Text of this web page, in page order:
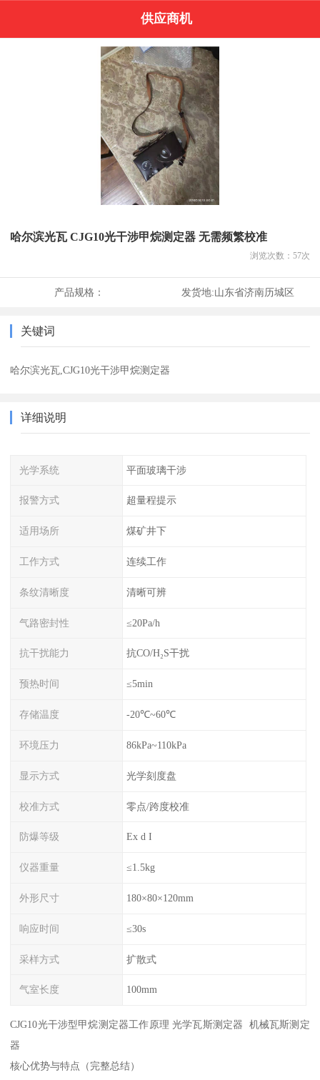
供应商机
哈尔滨光瓦 CJG10光干涉甲烷测定器 无需频繁校准
浏览次数： 57次
产品规格： 发货地:山东省济南历城区
关键词
哈尔滨光瓦,CJG10光干涉甲烷测定器
详细说明
光学系统 平面玻璃干涉
报警方式 超量程提示
适用场所 煤矿井下
工作方式 连续工作
条纹清晰度 清晰可辨
气路密封性 ≤20Pa/h
抗干扰能力 抗CO/H₂S干扰
预热时间 ≤5min
存储温度 -20℃~60℃
环境压力 86kPa~110kPa
显示方式 光学刻度盘
校准方式 零点/跨度校准
防爆等级 Ex d I
仪器重量 ≤1.5kg
外形尺寸 180×80×120mm
响应时间 ≤30s
采样方式 扩散式
气室长度 100mm
CJG10光干涉型甲烷测定器工作原理 光学瓦斯测定器 机械瓦斯测定
器
核心优势与特点（完整总结）